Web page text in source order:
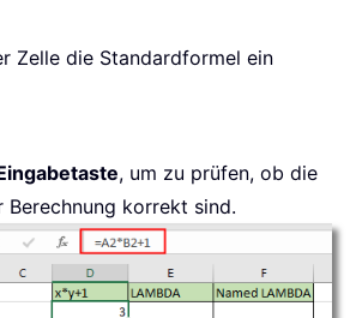
Zelle die Standardformel ein
, um zu prüfen, ob die
Berechnung korrekt sind.